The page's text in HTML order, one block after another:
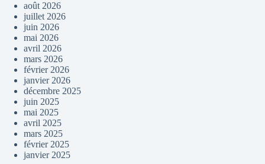
août 2026
juillet 2026
juin 2026
mai 2026
avril 2026
mars 2026
février 2026
janvier 2026
décembre 2025
juin 2025
mai 2025
avril 2025
mars 2025
février 2025
janvier 2025